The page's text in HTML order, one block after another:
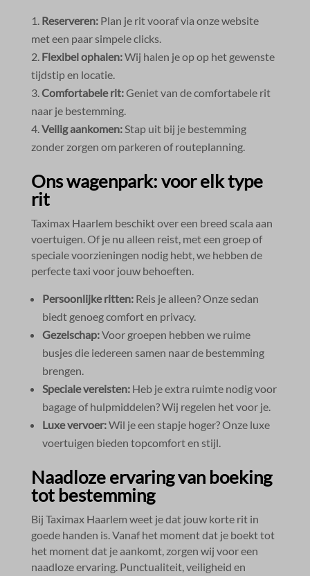
Reserveren:Plan je rit vooraf via onze website
met een paar simpele clicks.​
Flexibel ophalen:Wij halen je op op het gewenste
tijdstip en locatie.​
Comfortabele rit:Geniet van de comfortabele rit
naar je bestemming.​
Veilig aankomen:Stap uit bij je bestemming
zonder zorgen om parkeren of routeplanning.​
Ons wagenpark: voor elk type
rit
Taximax Haarlem beschikt over een breed scala aan
voertuigen.​ Of je nu alleen reist, met een groep of
speciale voorzieningen nodig hebt, we hebben de
perfecte taxi voor jouw behoeften.​
Persoonlijke ritten:Reis je alleen? Onze sedan
biedt genoeg comfort en privacy.​
Gezelschap:Voor groepen hebben we ruime
busjes die iedereen samen naar de bestemming
brengen.​
Speciale vereisten:Heb je extra ruimte nodig voor
bagage of hulpmiddelen? Wij regelen het voor je.​
Luxe vervoer:Wil je een stapje hoger? Onze luxe
voertuigen bieden topcomfort en stijl.​
Naadloze ervaring van boeking
tot bestemming
Bij Taximax Haarlem weet je dat jouw korte rit in
goede handen is.​ Vanaf het moment dat je boekt tot
het moment dat je aankomt, zorgen wij voor een
naadloze ervaring.​ Punctualiteit, veiligheid en